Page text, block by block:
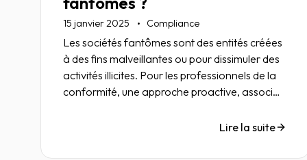
15 janvier 2025 Compliance
Les sociétés fantômes sont des entités créées
à des fins malveillantes ou pour dissimuler des
activités illicites. Pour les professionnels de la
conformité, une approche proactive, associée
avec des partenaires fiables, est la clé pour
Lire la suite